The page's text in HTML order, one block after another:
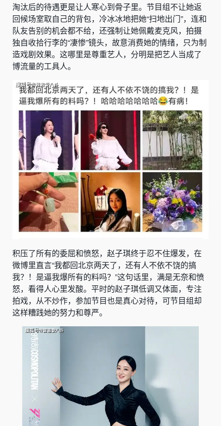
淘汰后的待遇更是让人寒心到骨子里。节目组不让她返
回候场室取自己的背包，冷冰冰地把她“扫地出门”，连和
队友告别的机会都不给，还强制让她佩戴麦克风，拍摄
独自收拾行李的“凄惨”镜头，故意消费她的情绪，只为制
造戏剧效果。这哪里是尊重艺人，分明是把艺人当成了
博流量的工具人。
积压了所有的委屈和愤怒，赵子琪终于忍不住爆发，在
微博里直言“我都回北京两天了，还有人不依不饶的搞
我？！是逼我爆所有的料吗？”这句话里，满是无奈和愤
怒，看得人心里发酸。平时的赵子琪低调又体面，专注
拍戏，从不炒作，参加节目也是真心对待，可节目组却
这样糟践她的努力和尊严。